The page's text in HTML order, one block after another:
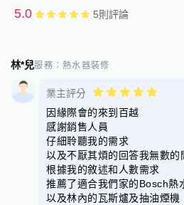
5.0 5則評論
林*兒服務：熱水器裝修
業主評分
因緣際會的來到百越
感謝銷售人員
仔細聆聽我的需求
以及不厭其煩的回答我無數的
根據我的敘述和人數需求
推薦了適合我們家的Bosch熱
以及林內的瓦斯爐及抽油煙機